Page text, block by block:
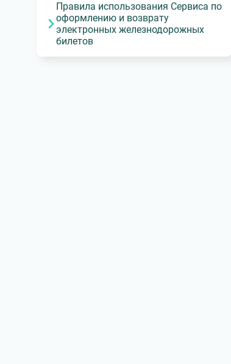
Правила использования Сервиса по
оформлению и возврату
электронных железнодорожных
билетов